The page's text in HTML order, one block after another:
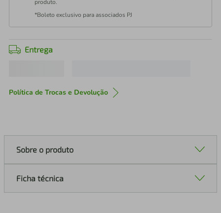
produto.
*Boleto exclusivo para associados PJ
Entrega
Política de Trocas e Devolução
Sobre o produto
Ficha técnica